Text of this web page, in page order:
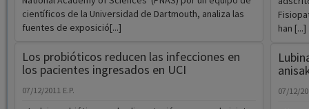
Los probióticos reducen las infecciones en
los pacientes ingresados en UCI
Incluir probióticos en la alimentación que se administra
por vía parenteral incrementa los niveles de interferón,
reduce el número de infecciones y acorta el tiempo [...]
Un